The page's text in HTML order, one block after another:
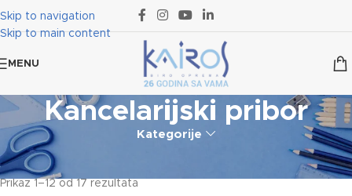
Skip to navigation
Skip to main content
MENU
Kancelarijski pribor
Kategorije
Početna Reklamni materijal
Kancelarijski pribor
Prikaz 1–12 od 17 rezultata